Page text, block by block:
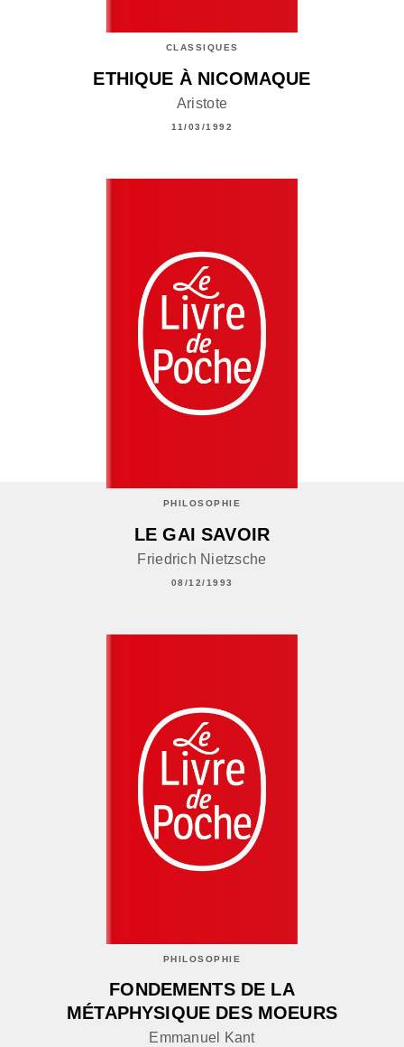
CLASSIQUES
ETHIQUE À NICOMAQUE
Aristote
11/03/1992
PHILOSOPHIE
LE GAI SAVOIR
Friedrich Nietzsche
08/12/1993
PHILOSOPHIE
FONDEMENTS DE LA
MÉTAPHYSIQUE DES MOEURS
Emmanuel Kant